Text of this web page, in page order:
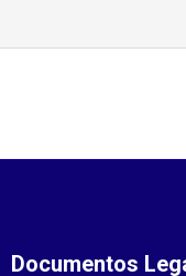
Documentos